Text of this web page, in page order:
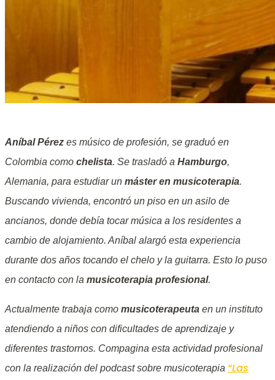
Aníbal Pérez es músico de profesión, se graduó en
Colombia como chelista. Se trasladó a Hamburgo,
Alemania, para estudiar un máster en musicoterapia.
Buscando vivienda, encontró un piso en un asilo de
ancianos, donde debía tocar música a los residentes a
cambio de alojamiento. Aníbal alargó esta experiencia
durante dos años tocando el chelo y la guitarra. Esto lo puso
en contacto con la musicoterapia profesional.
Actualmente trabaja como musicoterapeuta en un instituto
atendiendo a niños con dificultades de aprendizaje y
diferentes trastornos. Compagina esta actividad profesional
con la realización del podcast sobre musicoterapia “Las